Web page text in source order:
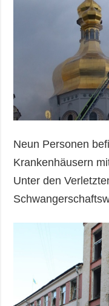
Neun Personen
Krankenhäusern
Unter den